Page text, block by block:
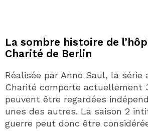
La sombre histoire de
Charité de Berlin
Réalisée par Anno Saul, la série
Charité comporte actuellement
peuvent être regardées
unes des autres. La saison 2
guerre peut donc être